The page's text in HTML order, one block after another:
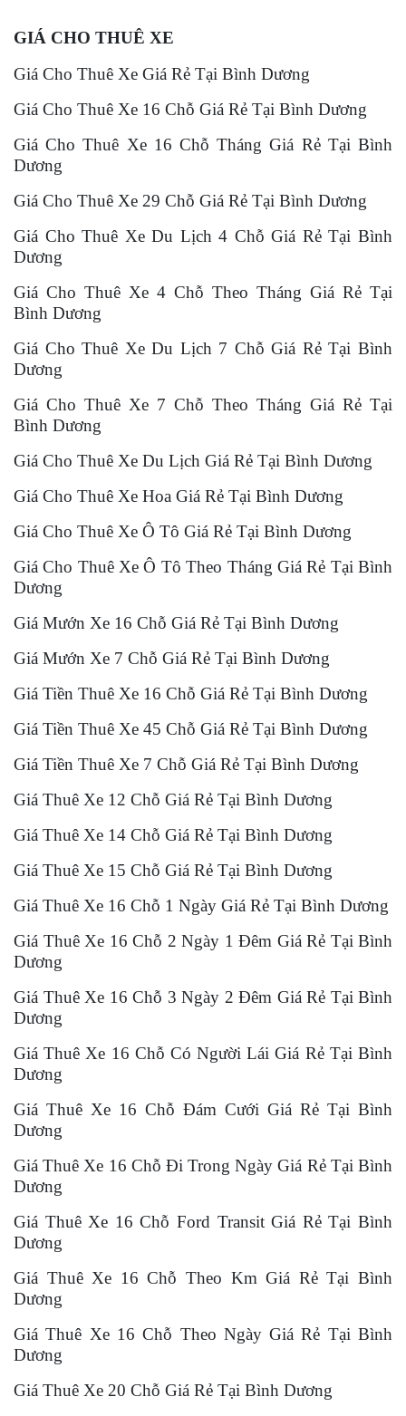
GIÁ CHO THUÊ XE
Giá Cho Thuê Xe Giá Rẻ Tại Bình Dương
Giá Cho Thuê Xe 16 Chỗ Giá Rẻ Tại Bình Dương
Giá Cho Thuê Xe 16 Chỗ Tháng Giá Rẻ Tại Bình
Dương
Giá Cho Thuê Xe 29 Chỗ Giá Rẻ Tại Bình Dương
Giá Cho Thuê Xe Du Lịch 4 Chỗ Giá Rẻ Tại Bình
Dương
Giá Cho Thuê Xe 4 Chỗ Theo Tháng Giá Rẻ Tại
Bình Dương
Giá Cho Thuê Xe Du Lịch 7 Chỗ Giá Rẻ Tại Bình
Dương
Giá Cho Thuê Xe 7 Chỗ Theo Tháng Giá Rẻ Tại
Bình Dương
Giá Cho Thuê Xe Du Lịch Giá Rẻ Tại Bình Dương
Giá Cho Thuê Xe Hoa Giá Rẻ Tại Bình Dương
Giá Cho Thuê Xe Ô Tô Giá Rẻ Tại Bình Dương
Giá Cho Thuê Xe Ô Tô Theo Tháng Giá Rẻ Tại Bình
Dương
Giá Mướn Xe 16 Chỗ Giá Rẻ Tại Bình Dương
Giá Mướn Xe 7 Chỗ Giá Rẻ Tại Bình Dương
Giá Tiền Thuê Xe 16 Chỗ Giá Rẻ Tại Bình Dương
Giá Tiền Thuê Xe 45 Chỗ Giá Rẻ Tại Bình Dương
Giá Tiền Thuê Xe 7 Chỗ Giá Rẻ Tại Bình Dương
Giá Thuê Xe 12 Chỗ Giá Rẻ Tại Bình Dương
Giá Thuê Xe 14 Chỗ Giá Rẻ Tại Bình Dương
Giá Thuê Xe 15 Chỗ Giá Rẻ Tại Bình Dương
Giá Thuê Xe 16 Chỗ 1 Ngày Giá Rẻ Tại Bình Dương
Giá Thuê Xe 16 Chỗ 2 Ngày 1 Đêm Giá Rẻ Tại Bình
Dương
Giá Thuê Xe 16 Chỗ 3 Ngày 2 Đêm Giá Rẻ Tại Bình
Dương
Giá Thuê Xe 16 Chỗ Có Người Lái Giá Rẻ Tại Bình
Dương
Giá Thuê Xe 16 Chỗ Đám Cưới Giá Rẻ Tại Bình
Dương
Giá Thuê Xe 16 Chỗ Đi Trong Ngày Giá Rẻ Tại Bình
Dương
Giá Thuê Xe 16 Chỗ Ford Transit Giá Rẻ Tại Bình
Dương
Giá Thuê Xe 16 Chỗ Theo Km Giá Rẻ Tại Bình
Dương
Giá Thuê Xe 16 Chỗ Theo Ngày Giá Rẻ Tại Bình
Dương
Giá Thuê Xe 20 Chỗ Giá Rẻ Tại Bình Dương